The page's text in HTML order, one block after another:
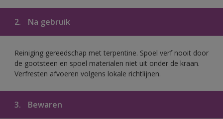
2. Na gebruik
Reiniging gereedschap met terpentine. Spoel verf nooit door
de gootsteen en spoel materialen niet uit onder de kraan.
Verfresten afvoeren volgens lokale richtlijnen.
3. Bewaren